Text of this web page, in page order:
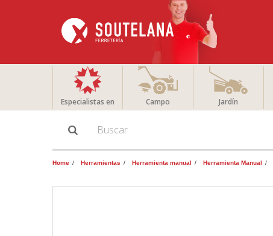
Especialistas en Campo Jardín
Home Herramientas Herramienta manual Herramienta Manual